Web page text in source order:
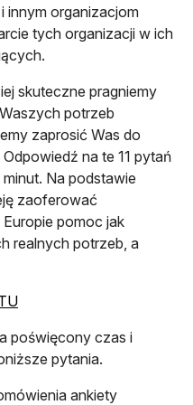
innym organizacjom
tych organizacji w ich
skuteczne pragniemy
potrzeb
zaprosić Was do
na te 11 pytań
Na podstawie
zaoferować
pomoc jak
realnych potrzeb, a
poświęcony czas i
pytania.
ankiety